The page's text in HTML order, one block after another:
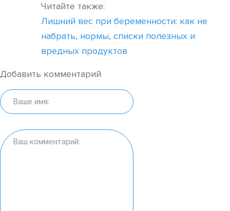
Читайте также:
Лишний вес при беременности: как не
набрать, нормы, списки полезных и
вредных продуктов
Добавить комментарий